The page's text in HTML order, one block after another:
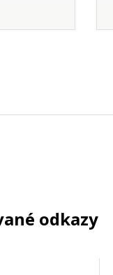
odkazy